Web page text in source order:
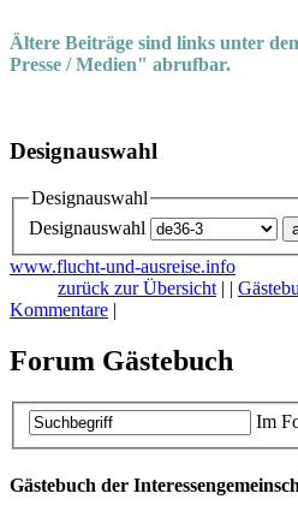
Ältere Beiträge sind links unter
Presse / Medien" abrufbar.
Designauswahl
Designauswahl
Designauswahl
www.flucht-und-ausreise.info
zurück zur Übersicht | |
Kommentare |
Forum Gästebuch
Im
Gästebuch der